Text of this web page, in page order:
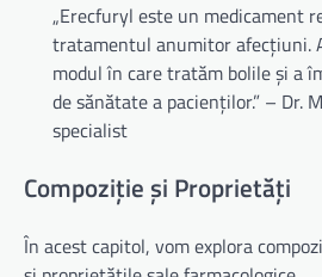
„Erecfuryl este un medicament
tratamentul anumitor afecțiuni.
modul în care tratăm bolile și a
de sănătate a pacienților.” – Dr.
specialist
Compoziție și Proprietăți
În acest capitol, vom explora